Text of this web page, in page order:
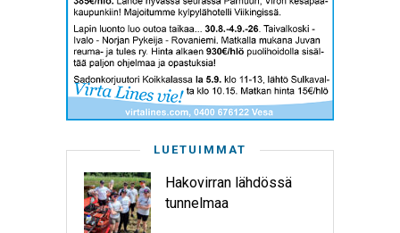
LUETUIMMAT
Hakovirran lähdössä
tunnelmaa